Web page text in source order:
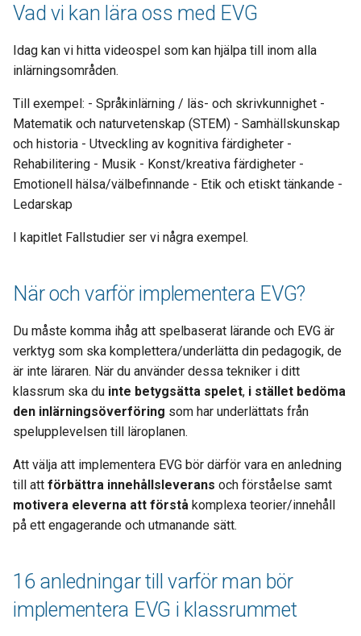
Vad vi kan lära oss med EVG
Idag kan vi hitta videospel som kan hjälpa till inom alla
inlärningsområden.
Till exempel: - Språkinlärning / läs- och skrivkunnighet -
Matematik och naturvetenskap (STEM) - Samhällskunskap
och historia - Utveckling av kognitiva färdigheter -
Rehabilitering - Musik - Konst/kreativa färdigheter -
Emotionell hälsa/välbefinnande - Etik och etiskt tänkande -
Ledarskap
I kapitlet Fallstudier ser vi några exempel.
När och varför implementera EVG?
Du måste komma ihåg att spelbaserat lärande och EVG är
verktyg som ska komplettera/underlätta din pedagogik, de
är inte läraren. När du använder dessa tekniker i ditt
klassrum ska du inte betygsätta spelet, i stället bedöma
den inlärningsöverföring som har underlättats från
spelupplevelsen till läroplanen.
Att välja att implementera EVG bör därför vara en anledning
till att förbättra innehållsleverans och förståelse samt
motivera eleverna att förstå komplexa teorier/innehåll
på ett engagerande och utmanande sätt.
16 anledningar till varför man bör
implementera EVG i klassrummet